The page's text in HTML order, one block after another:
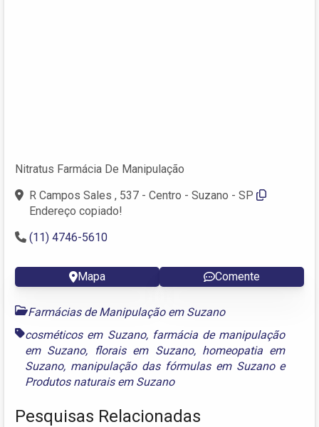
Nitratus Farmácia De Manipulação
R Campos Sales , 537 - Centro - Suzano - SP
Endereço copiado!
(11) 4746-5610
Mapa Comente
Farmácias de Manipulação em Suzano
cosméticos em Suzano, farmácia de manipulação
em Suzano, florais em Suzano, homeopatia em
Suzano, manipulação das fórmulas em Suzanoe
Produtos naturais em Suzano
Pesquisas Relacionadas